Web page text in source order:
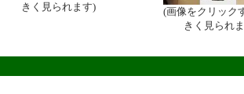
きく見られます)
(画像をクリック
きく見られ